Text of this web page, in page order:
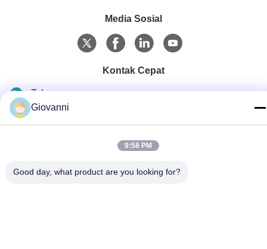
Media Sosial
Kontak Cepat
Telp
+86-180-6120-9532
contact@njdecowell.com
Alamat
Giovanni
9:58 PM
Good day, what product are you looking for?